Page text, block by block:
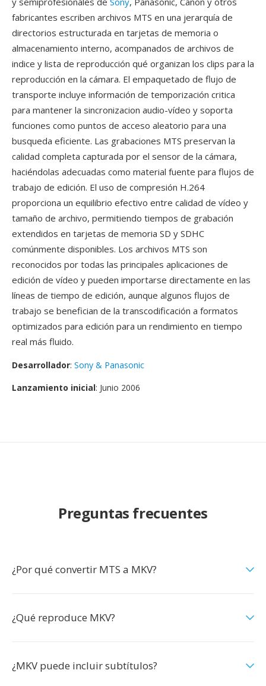
fabricantes escriben archivos MTS en una jerarquía de
directorios estructurada en tarjetas de memoria o
almacenamiento interno, acompanados de archivos de
indice y lista de reproducción qué organizan los clips para la
reproducción en la cámara. El empaquetado de flujo de
transporte incluye información de temporización critica
para mantener la sincronizacion audio-vídeo y soporta
funciones como puntos de acceso aleatorio para una
busqueda eficiente. Las grabaciones MTS preservan la
calidad completa capturada por el sensor de la cámara,
haciéndolas adecuadas como material fuente para flujos de
trabajo de edición. El uso de compresión H.264
proporciona un equilibrio efectivo entre calidad de vídeo y
tamaño de archivo, permitiendo tiempos de grabación
extendidos en tarjetas de memoria SD y SDHC
comúnmente disponibles. Los archivos MTS son
reconocidos por todas las principales aplicaciones de
edición de vídeo y pueden importarse directamente en las
líneas de tiempo de edición, aunque algunos flujos de
trabajo se benefician de la transcodificación a formatos
optimizados para edición para un rendimiento en tiempo
real más fluido.
Desarrollador: Sony & Panasonic
Lanzamiento inicial: Junio 2006
Preguntas frecuentes
¿Por qué convertir MTS a MKV?
¿Qué reproduce MKV?
¿MKV puede incluir subtítulos?